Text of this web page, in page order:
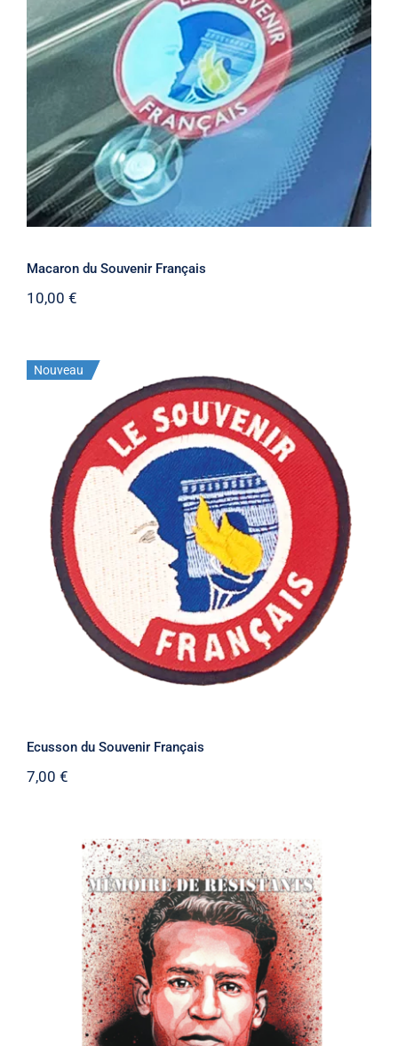
Macaron du Souvenir Français
Macaron du Souvenir Français
10,00 €
Nouveau
Ecusson du Souvenir Français
Ecusson du Souvenir Français
7,00 €
Mémoire de Résistants